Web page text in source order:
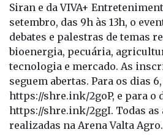
tecnologia e mercado. As
seguem abertas. Para os dias
https://shre.ink/2goP, e para o
https://shre.ink/2ggI. Todas as
realizadas na Arena Valta Agro.
Serviço